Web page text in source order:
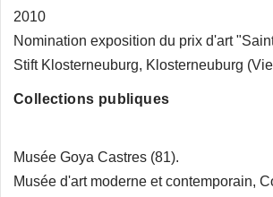
2010
Nomination exposition du prix d'art
Stift Klosterneuburg, Klosterneuburg
Collections publiques
Musée Goya Castres (81).
Musée d'art moderne et contemporain,